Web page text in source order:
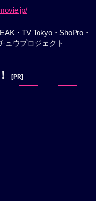
・TV Tokyo・ShoPro・
ュウプロジェクト
[PR]